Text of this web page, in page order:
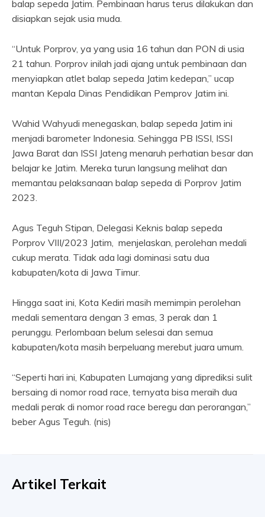
balap sepeda Jatim. Pembinaan harus terus dilakukan dan
disiapkan sejak usia muda.
“Untuk Porprov, ya yang usia 16 tahun dan PON di usia
21 tahun. Porprov inilah jadi ajang untuk pembinaan dan
menyiapkan atlet balap sepeda Jatim kedepan,” ucap
mantan Kepala Dinas Pendidikan Pemprov Jatim ini.
Wahid Wahyudi menegaskan, balap sepeda Jatim ini
menjadi barometer Indonesia. Sehingga PB ISSI, ISSI
Jawa Barat dan ISSI Jateng menaruh perhatian besar dan
belajar ke Jatim. Mereka turun langsung melihat dan
memantau pelaksanaan balap sepeda di Porprov Jatim
2023.
Agus Teguh Stipan, Delegasi Keknis balap sepeda
Porprov VIII/2023 Jatim, menjelaskan, perolehan medali
cukup merata. Tidak ada lagi dominasi satu dua
kabupaten/kota di Jawa Timur.
Hingga saat ini, Kota Kediri masih memimpin perolehan
medali sementara dengan 3 emas, 3 perak dan 1
perunggu. Perlombaan belum selesai dan semua
kabupaten/kota masih berpeluang merebut juara umum.
“Seperti hari ini, Kabupaten Lumajang yang diprediksi sulit
bersaing di nomor road race, ternyata bisa meraih dua
medali perak di nomor road race beregu dan perorangan,”
beber Agus Teguh. (nis)
Artikel Terkait